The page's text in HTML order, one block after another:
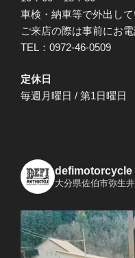
車検・納車等で外出して
ご来店の際は事前にお
TEL：0972-46-0509
定休日
毎週月曜日 / 第1日曜日
defimotorcycle
大分県佐伯市弥生